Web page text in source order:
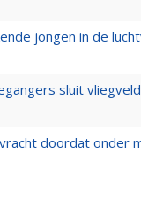
jongen in de
sluit
doordat onder